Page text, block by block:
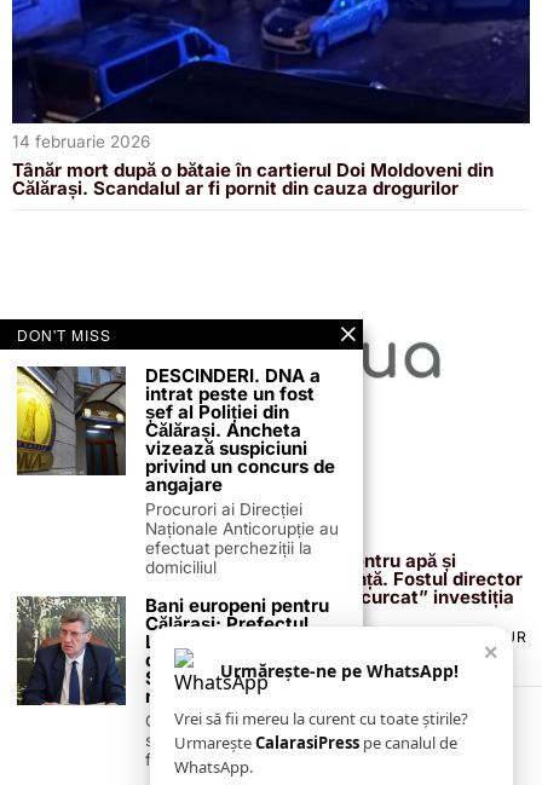
14 februarie 2026
Tânăr mort după o bătaie în cartierul Doi Moldoveni din
Călărași. Scandalul ar fi pornit din cauza drogurilor
13 februarie 2026
Proiectul de 400 de milioane de euro pentru apă și
canalizare, confirmat definitiv de instanță. Fostul director
reacționează după acuzațiile că ar fi „încurcat” investiția
TERMENI ȘI CONDIȚII
POLITICA DE ANULARE & RETUR
PUBLICITATE ONLINE & TIPĂRITĂ
CONTACT
ZIARUL ANUNȚUL CĂLĂRĂȘEAN
×
Urmărește-ne pe WhatsApp!
Vrei să fii mereu la curent cu toate știrile?
UrmareșteCalarasiPress pe canalul de
WhatsApp.
DON'T MISS
DESCINDERI. DNA a
intrat peste un fost
șef al Poliției din
Călărași. Ancheta
vizează suspiciuni
privind un concurs de
angajare
Procurori ai Direcției
Naționale Anticorupție au
efectuat percheziții la
domiciliul
Bani europeni pentru
Călărași: Prefectul
Laurențiu State anunță
colaborarea cu ADR
Sud-Muntenia pentru
noi finanțări
Călărașul se pregătește
să intre pe harta
finanțărilor europene, cu